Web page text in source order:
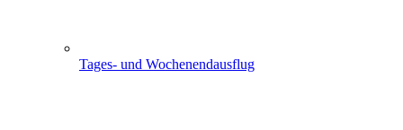
Tages- und Wochenendausflug